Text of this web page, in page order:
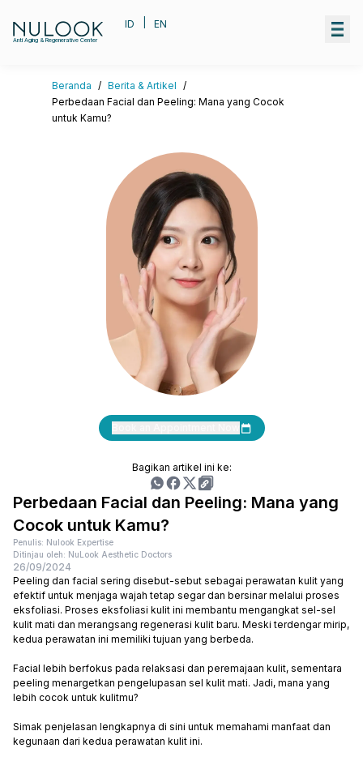
Anti Aging & Regenerative Center
ID EN
Beranda / Berita & Artikel /
Perbedaan Facial dan Peeling: Mana yang Cocok
untuk Kamu?
Bagikan artikel ini ke:
Perbedaan Facial dan Peeling: Mana yang
Cocok untuk Kamu?
Penulis: Nulook Expertise
Ditinjau oleh: NuLook Aesthetic Doctors
26/09/2024
Peeling dan facial sering disebut-sebut sebagai perawatan kulit yang
efektif untuk menjaga wajah tetap segar dan bersinar melalui proses
eksfoliasi. Proses eksfoliasi kulit ini membantu mengangkat sel-sel
kulit mati dan merangsang regenerasi kulit baru. Meski terdengar mirip,
kedua perawatan ini memiliki tujuan yang berbeda.
Facial lebih berfokus pada relaksasi dan peremajaan kulit, sementara
peeling menargetkan pengelupasan sel kulit mati. Jadi, mana yang
lebih cocok untuk kulitmu?
Simak penjelasan lengkapnya di sini untuk memahami manfaat dan
kegunaan dari kedua perawatan kulit ini.